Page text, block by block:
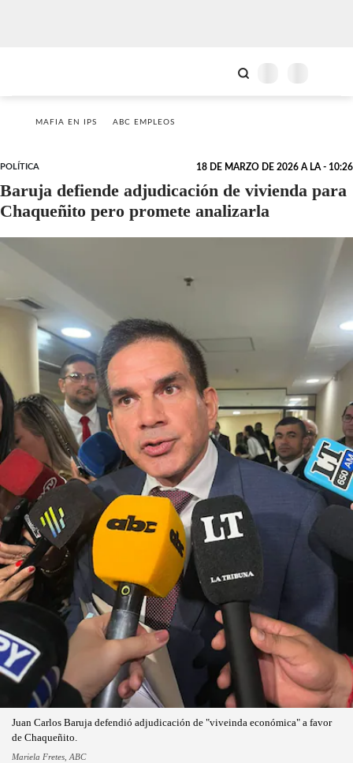
MAFIA EN IPS ABC EMPLEOS
POLÍTICA 18 DE MARZO DE 2026 A LA - 10:26
Baruja defiende adjudicación de vivienda para
Chaqueñito pero promete analizarla
Juan Carlos Baruja defendió adjudicación de "viveinda económica" a favor
de Chaqueñito.
Mariela Fretes, ABC